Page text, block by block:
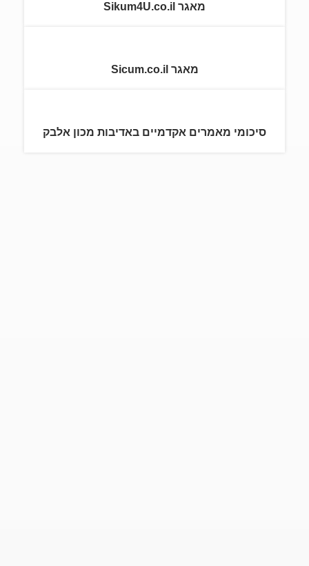
מאגר Sikum4U.co.il
מאגר Sicum.co.il
סיכומי מאמרים אקדמיים באדיבות מכון אלבק